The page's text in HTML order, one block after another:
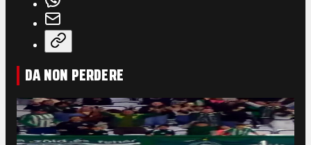
DA NON PERDERE